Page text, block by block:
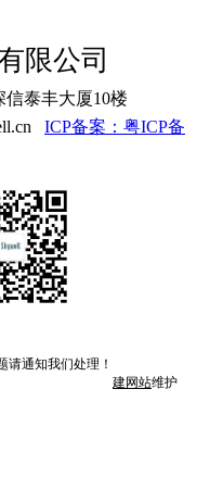
限公司
泰丰大厦10楼
ICP备案：粤ICP备
请通知我们处理！
建网站维护